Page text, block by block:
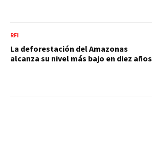
RFI
La deforestación del Amazonas
alcanza su nivel más bajo en diez años